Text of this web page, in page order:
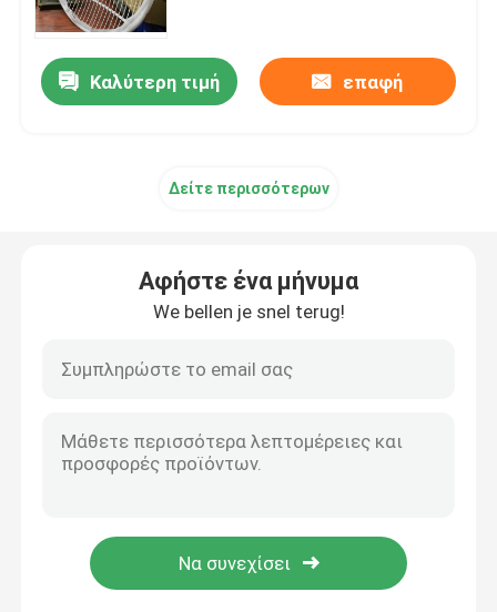
Ραδιο Jammer κηφήνων
Στρατιωτικό Jammer κηφήνων
jammer βομβών συνοδειών
τηλεφωνικά jammers κελί φυλακής
Δορυφορικό Jammer σημάτων
Καλύτερη τιμή επαφή
Δείτε περισσότερων
Αφήστε ένα μήνυμα
We bellen je snel terug!